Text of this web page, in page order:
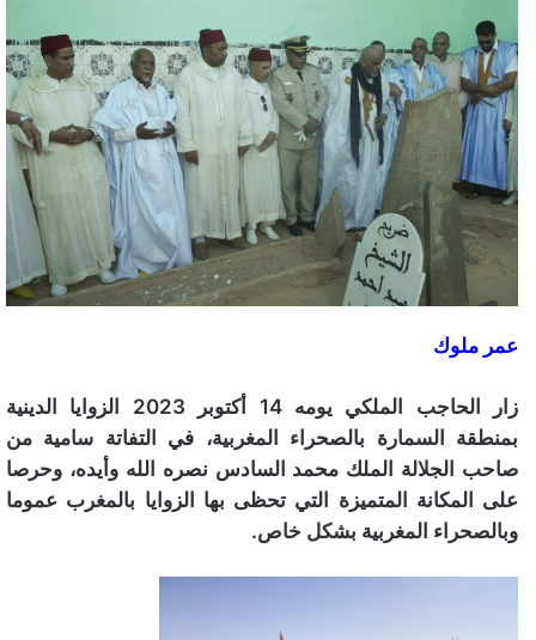
عمر ملوك
زار الحاجب الملكي يومه 14 أكتوبر 2023 الزوايا الدينية
بمنطقة السمارة بالصحراء المغربية، في التفاتة سامية من
صاحب الجلالة الملك محمد السادس نصره الله وأيده، وحرصا
على المكانة المتميزة التي تحظى بها الزوايا بالمغرب عموما
وبالصحراء المغربية بشكل خاص.